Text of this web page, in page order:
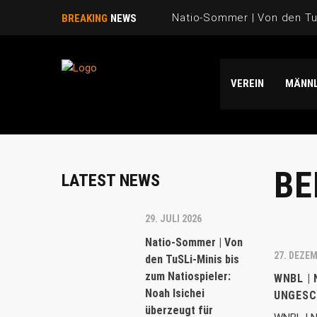
BREAKING NEWS Natio-Sommer | Von den
Saison 2025/26 | WIR
VEREIN
27.
WNBL |
LATEST NEWS
29. JULI 2026
Natio-Sommer | Von
den TuSLi-Minis bis
zum Natiospieler:
Noah Isichei
überzeugt für